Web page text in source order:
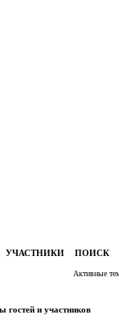
УЧАСТНИКИ ПОИСК
Активные
гостей и участников